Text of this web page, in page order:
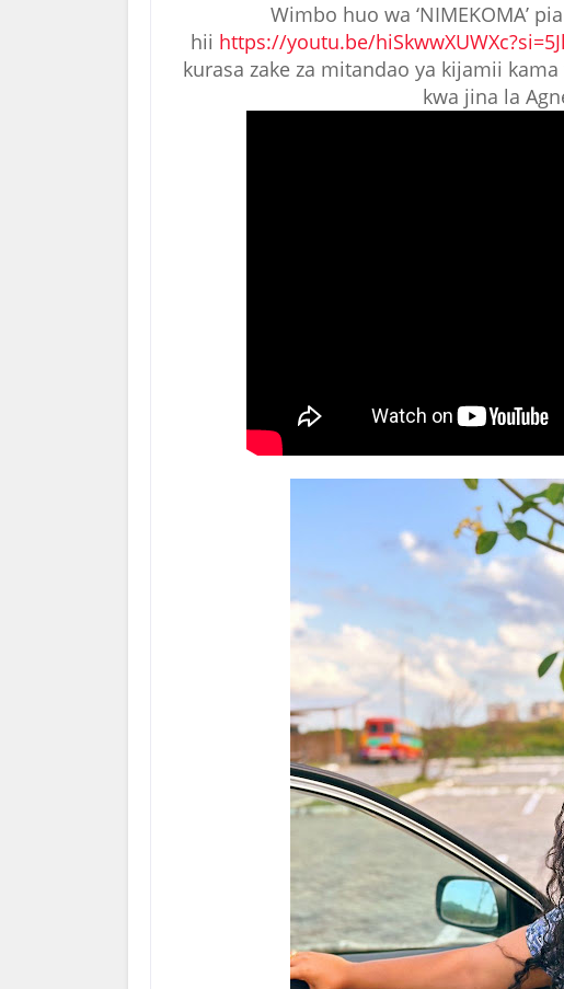
Wimbo huo wa ‘NIMEKOMA’
hii https://youtu.be/
kurasa zake za mitandao ya kijamii
kwa jina la